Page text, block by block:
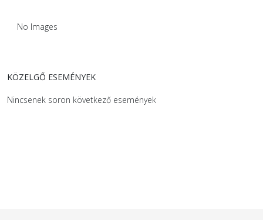
No Images
KÖZELGŐ ESEMÉNYEK
Nincsenek soron következő események